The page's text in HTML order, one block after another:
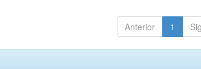
Anterior 1